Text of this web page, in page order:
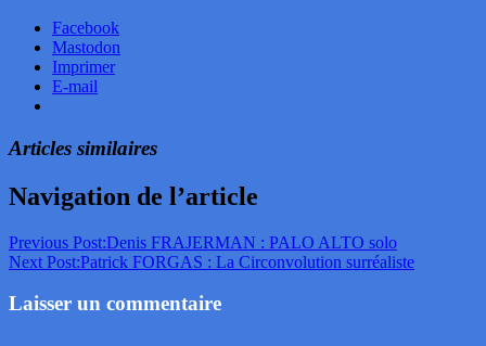
Facebook
Mastodon
Imprimer
E-mail
Articles similaires
Navigation de l’article
Previous Post:Denis FRAJERMAN : PALO ALTO solo
Next Post:Patrick FORGAS : La Circonvolution surréaliste
Laisser un commentaire